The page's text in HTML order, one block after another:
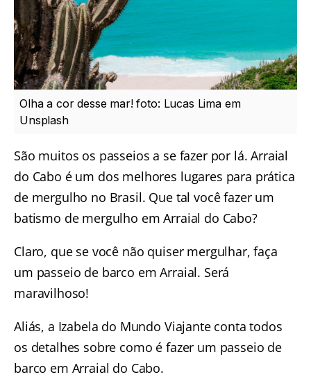
Olha a cor desse mar! foto: Lucas Lima em
Unsplash
São muitos os passeios a se fazer por lá. Arraial
do Cabo é um dos melhores lugares para prática
de mergulho no Brasil. Que tal você fazer um
batismo de mergulho em Arraial do Cabo?
Claro, que se você não quiser mergulhar, faça
um passeio de barco em Arraial. Será
maravilhoso!
Aliás, a Izabela do Mundo Viajante conta todos
os detalhes sobre como é fazer um passeio de
barco em Arraial do Cabo.